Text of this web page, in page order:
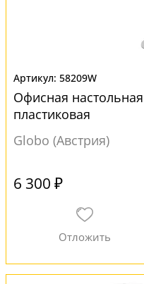
58209W
Офисная
пластиковая
Globo (Австрия)
6 300 ₽